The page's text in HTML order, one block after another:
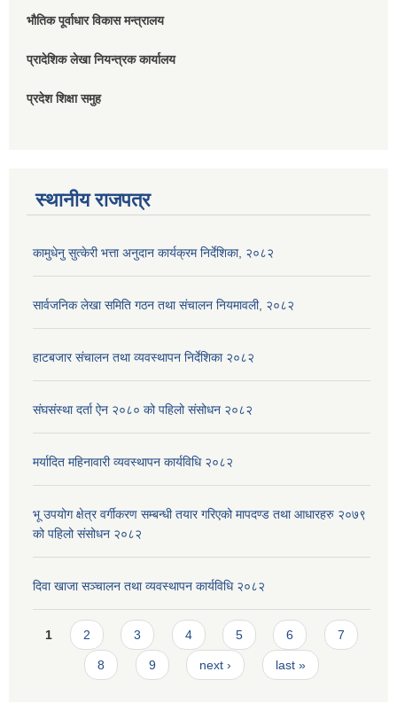
भौतिक पूर्वाधार विकास मन्त्रालय
प्रादेशिक लेखा नियन्त्रक कार्यालय
प्रदेश शिक्षा समुह
स्थानीय राजपत्र
कामुधेनु सुत्केरी भत्ता अनुदान कार्यक्रम निर्देशिका, २०८२
सार्वजनिक लेखा समिति गठन तथा संचालन नियमावली, २०८२
हाटबजार संचालन तथा व्यवस्थापन निर्देशिका २०८२
संघसंस्था दर्ता ऐन २०८० को पहिलो संसोधन २०८२
मर्यादित महिनावारी व्यवस्थापन कार्यविधि २०८२
भू उपयोग क्षेत्र वर्गीकरण सम्बन्धी तयार गरिएको मापदण्ड तथा आधारहरु २०७९
को पहिलो संसोधन २०८२
दिवा खाजा सञ्चालन तथा व्यवस्थापन कार्यविधि २०८२
Pages
1 2 3 4 5 6 7
8 9 next › last »